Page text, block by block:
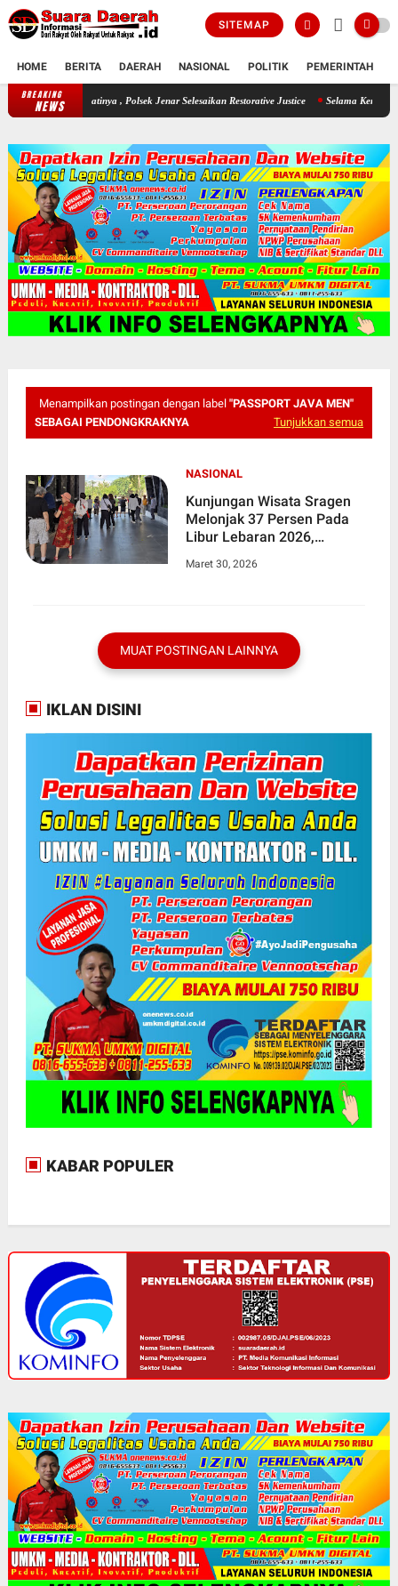
SITEMAP
HOME BERITA DAERAH NASIONAL POLITIK PEMERINTAH
BREAKING
NEWS
Sang Buah Hatinya , Polsek Jenar Selesaikan Restorative Justice Selama Kemarau :
Menampilkan postingan dengan label "PASSPORT JAVA MEN"
SEBAGAI PENDONGKRAKNYA
Tunjukkan semua
NASIONAL
Kunjungan Wisata Sragen
Melonjak 37 Persen Pada
Libur Lebaran 2026,
Sebagai Pendongkraknya
Maret 30, 2026
MUAT POSTINGAN LAINNYA
IKLAN DISINI
KABAR POPULER